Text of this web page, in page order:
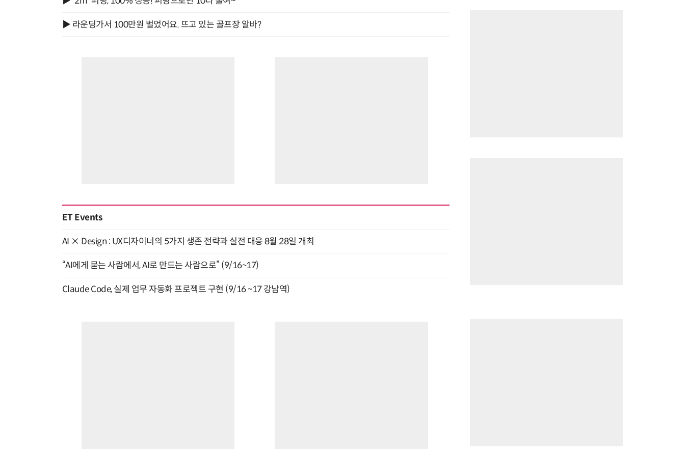
▶ 라운딩가서 100만원 벌었어요. 뜨고 있는 골프장 알바?
ET Events
AI × Design : UX디자이너의 5가지 생존 전략과 실전 대응 8월 28일 개최
“AI에게 묻는 사람에서, AI로 만드는 사람으로” (9/16~17)
Claude Code, 실제 업무 자동화 프로젝트 구현 (9/16 ~17 강남역)